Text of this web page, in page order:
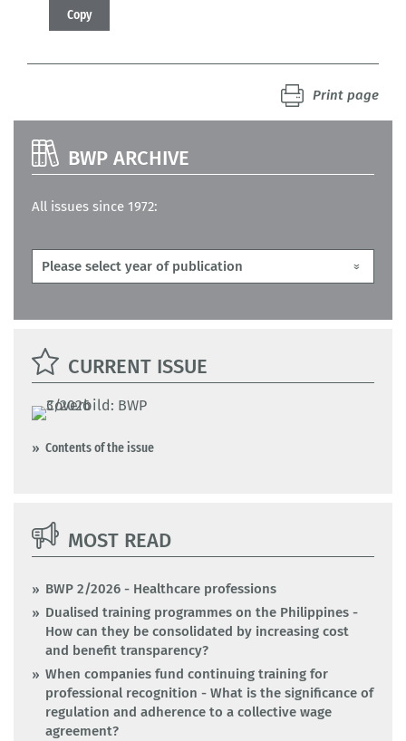
Copy
Print page
BWP ARCHIVE
All issues since 1972:
CURRENT ISSUE
Contents of the issue
MOST READ
BWP 2/2026 - Healthcare professions
Dualised training programmes on the Philippines -
How can they be consolidated by increasing cost
and benefit transparency?
When companies fund continuing training for
professional recognition - What is the significance of
regulation and adherence to a collective wage
agreement?